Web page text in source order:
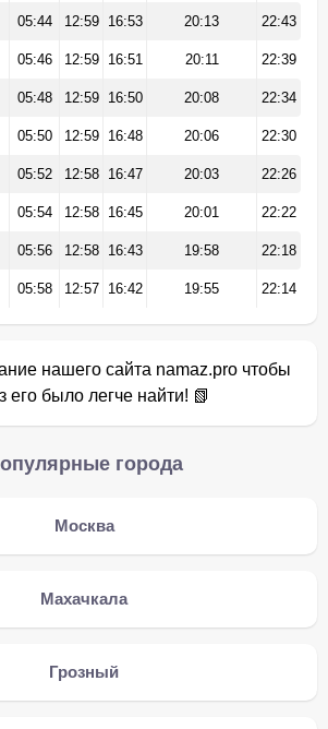
05:44 12:59 16:53 20:13 22:43
05:46 12:59 16:51 20:11 22:39
05:48 12:59 16:50 20:08 22:34
05:50 12:59 16:48 20:06 22:30
05:52 12:58 16:47 20:03 22:26
05:54 12:58 16:45 20:01 22:22
05:56 12:58 16:43 19:58 22:18
05:58 12:57 16:42 19:55 22:14
нашего сайта namaz.pro чтобы
было легче найти! 📗
города
Москва
Махачкала
Грозный